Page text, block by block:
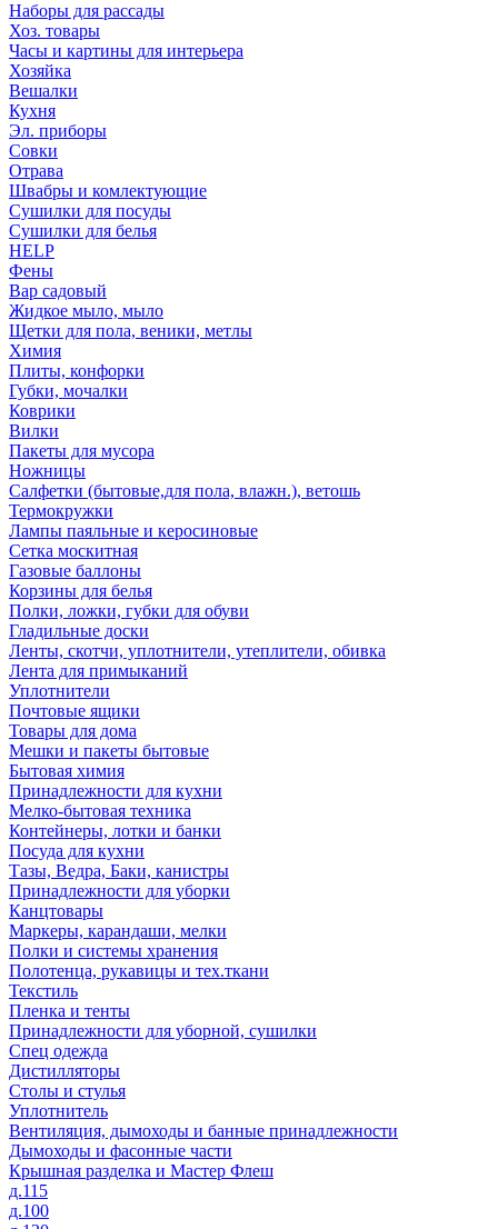
Наборы для рассады
Хоз. товары
Часы и картины для интерьера
Хозяйка
Вешалки
Кухня
Эл. приборы
Совки
Отрава
Швабры и комлектующие
Сушилки для посуды
Сушилки для белья
HELP
Фены
Вар садовый
Жидкое мыло, мыло
Щетки для пола, веники, метлы
Химия
Плиты, конфорки
Губки, мочалки
Коврики
Вилки
Пакеты для мусора
Ножницы
Салфетки (бытовые,для пола, влажн.), ветошь
Термокружки
Лампы паяльные и керосиновые
Сетка москитная
Газовые баллоны
Корзины для белья
Полки, ложки, губки для обуви
Гладильные доски
Ленты, скотчи, уплотнители, утеплители, обивка
Лента для примыканий
Уплотнители
Почтовые ящики
Товары для дома
Мешки и пакеты бытовые
Бытовая химия
Принадлежности для кухни
Мелко-бытовая техника
Контейнеры, лотки и банки
Посуда для кухни
Тазы, Ведра, Баки, канистры
Принадлежности для уборки
Канцтовары
Маркеры, карандаши, мелки
Полки и системы хранения
Полотенца, рукавицы и тех.ткани
Текстиль
Пленка и тенты
Принадлежности для уборной, сушилки
Спец одежда
Дистилляторы
Столы и стулья
Уплотнитель
Вентиляция, дымоходы и банные принадлежности
Дымоходы и фасонные части
Крышная разделка и Мастер Флеш
д.115
д.100